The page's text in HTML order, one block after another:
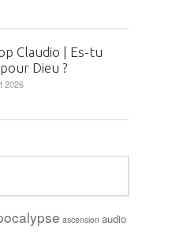
Claudio | Es-tu
Dieu ?
2026
ascension audio